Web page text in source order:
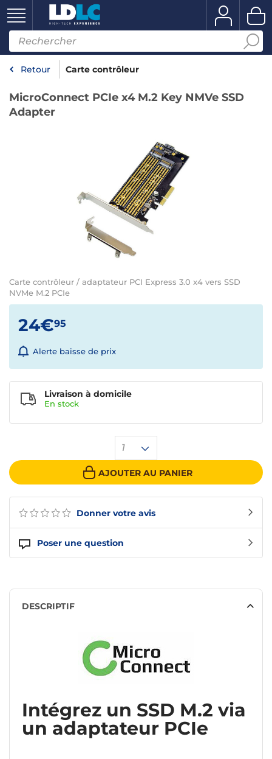
Retour Carte contrôleur
MicroConnect PCIe x4 M.2 Key NMVe SSD
Adapter
Carte contrôleur / adaptateur PCI Express 3.0 x4 vers SSD
NVMe M.2 PCIe
Donner votre avis
Poser une question
24€95
Alerte baisse de prix
1
AJOUTER AU PANIER
Livraison à domicile
En stock
DESCRIPTIF
Intégrez un SSD M.2 via
un adaptateur PCIe